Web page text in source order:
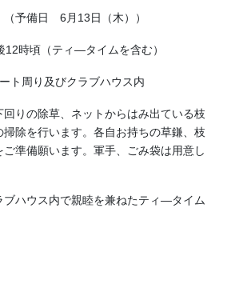
予備日 6月13日（木））
時頃（ティ―タイムを含む）
周り及びクラブハウス内
りの除草、ネットからはみ出ている枝
除を行います。各自お持ちの草鎌、枝
準備願います。軍手、ごみ袋は用意し
ハウス内で親睦を兼ねたティ―タイム